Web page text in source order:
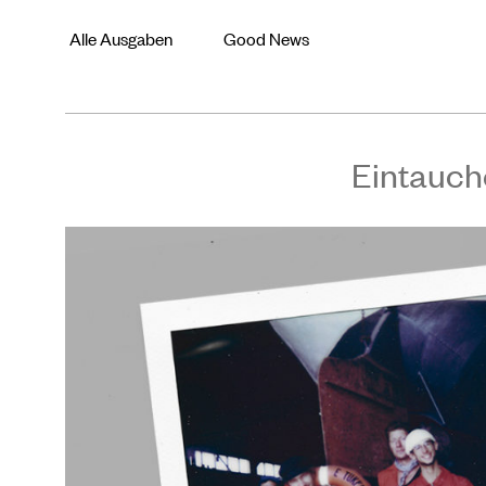
Alle Ausgaben Good News